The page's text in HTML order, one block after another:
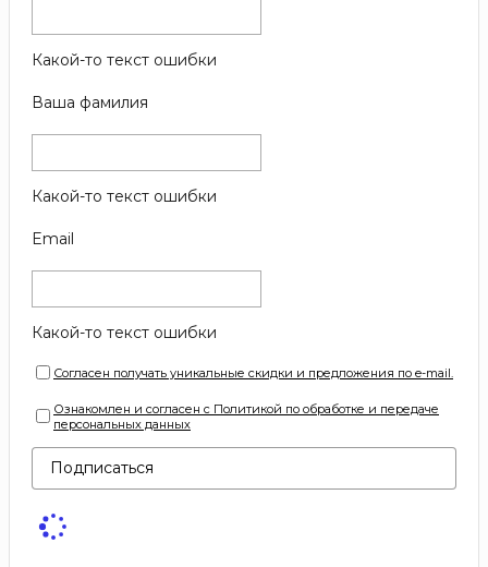
Какой-то текст ошибки
Ваша фамилия
Какой-то текст ошибки
Email
Какой-то текст ошибки
Согласен получать уникальные скидки и предложения по e-mail.
Ознакомлен и согласен с Политикой по обработке и передаче
персональных данных
Подписаться